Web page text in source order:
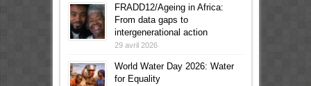
FRADD12/Ageing in Africa:
From data gaps to
intergenerational action
29 avril 2026
World Water Day 2026: Water
for Equality